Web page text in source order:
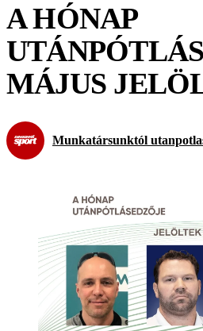
A HÓNAP
MÁJUS
Munkatársunktól